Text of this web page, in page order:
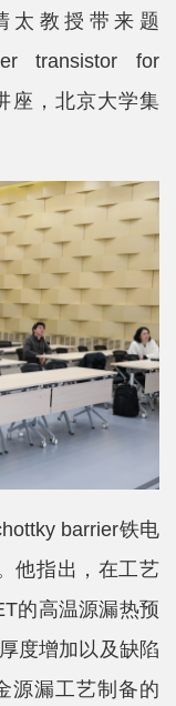
太教授带来题
transistor for
座，北京大学集
barrier铁电
他指出，在工艺
的高温源漏热预
度增加以及缺陷
源漏工艺制备的